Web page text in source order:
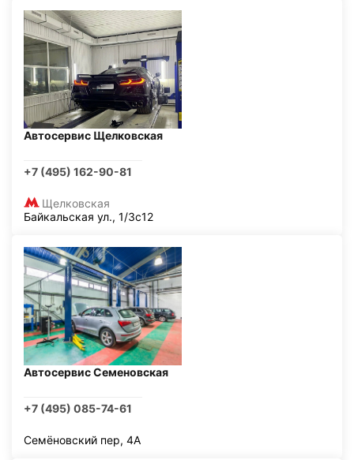
Автосервис Щелковская
+7 (495) 162-90-81
Щелковская
Байкальская ул., 1/3с12
Автосервис Семеновская
+7 (495) 085-74-61
Семёновский пер, 4А